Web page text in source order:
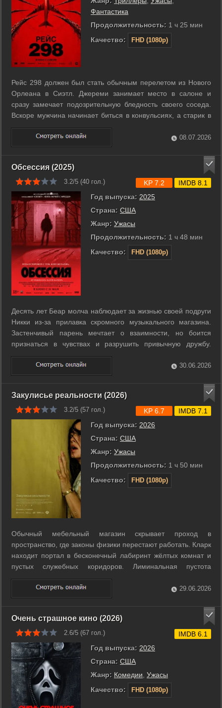
Фантастика
Продолжительность: 1 ч 25 мин
Качество:
FHD (1080p)
Рейс 298 должен был стать обычным перелетом из Нового
Орлеана в Сиэтл. Джереми занимает место в салоне и
сразу замечает подозрительную бледность своего соседа.
Вскоре мужчина начинает биться в конвульсиях, а старик в
проходе с криками падает замертво. У зараженных
пассажиров стремительно лопаются сосуды в глазах, что
вызывает массовую панику среди ...
08.07.2026
Обсессия (2025)
3.2/5 (40 гол.)
Год выпуска: 2025
Страна: США
Жанр: Ужасы
Продолжительность: 1 ч 48 мин
Качество:
FHD (1080p)
KP 7.2 IMDB 8.1
Десять лет Беар молча наблюдает за жизнью своей подруги
Никки из-за прилавка скромного музыкального магазина.
Застенчивый парень мечтает о взаимности, но боится
признаться в чувствах и разрушить привычную дружбу.
Однажды в его руках оказывается таинственный магический
предмет, способный исполнить любое заветное желание.
Беар ломает вещицу и просит ...
30.06.2026
Закулисье реальности (2026)
3.2/5 (57 гол.)
Год выпуска: 2026
Страна: США
Жанр: Ужасы
Продолжительность: 1 ч 50 мин
Качество:
FHD (1080p)
KP 6.7 IMDB 7.1
Обычный мебельный магазин скрывает проход в
пространство, где законы физики перестают работать. Кларк
находит портал в бесконечный лабиринт жёлтых комнат и
пустых служебных коридоров. Лиминальная пустота
постепенно поглощает его разум и превращается в
персональную ловушку. После исчезновения продавца в это
измерение отправляется психотерапевт ...
29.06.2026
Очень страшное кино (2026)
2.6/5 (67 гол.)
Год выпуска: 2026
Страна: США
Жанр: Комедии Ужасы
Качество:
FHD (1080p)
IMDB 6.1